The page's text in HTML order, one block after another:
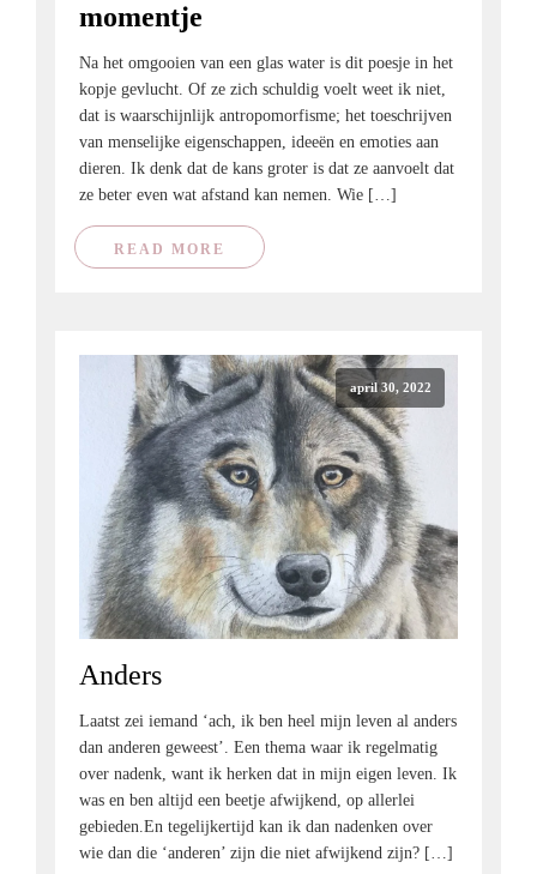
momentje
Na het omgooien van een glas water is dit poesje in het
kopje gevlucht. Of ze zich schuldig voelt weet ik niet,
dat is waarschijnlijk antropomorfisme; het toeschrijven
van menselijke eigenschappen, ideeën en emoties aan
dieren. Ik denk dat de kans groter is dat ze aanvoelt dat
ze beter even wat afstand kan nemen. Wie […]
READ MORE
april 30, 2022
Anders
Laatst zei iemand ‘ach, ik ben heel mijn leven al anders
dan anderen geweest’. Een thema waar ik regelmatig
over nadenk, want ik herken dat in mijn eigen leven. Ik
was en ben altijd een beetje afwijkend, op allerlei
gebieden.En tegelijkertijd kan ik dan nadenken over
wie dan die ‘anderen’ zijn die niet afwijkend zijn? […]